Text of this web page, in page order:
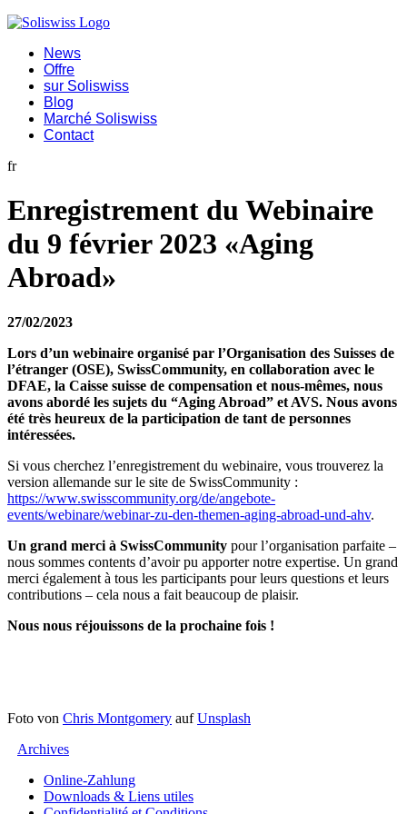
News
Offre
sur Soliswiss
Blog
Marché Soliswiss
Contact
fr
Enregistrement du Webinaire
du 9 février 2023 «Aging
Abroad»
27/02/2023
Lors d’un webinaire organisé par l’Organisation des Suisses de
l’étranger (OSE), SwissCommunity, en collaboration avec le
DFAE, la Caisse suisse de compensation et nous-mêmes, nous
avons abordé les sujets du “Aging Abroad” et AVS. Nous avons
été très heureux de la participation de tant de personnes
intéressées.
Si vous cherchez l’enregistrement du webinaire, vous trouverez la
version allemande sur le site de SwissCommunity :
https://www.swisscommunity.org/de/angebote-
events/webinare/webinar-zu-den-themen-aging-abroad-und-ahv.
Un grand merci à SwissCommunity pour l’organisation parfaite –
nous sommes contents d’avoir pu apporter notre expertise. Un grand
merci également à tous les participants pour leurs questions et leurs
contributions – cela nous a fait beaucoup de plaisir.
Nous nous réjouissons de la prochaine fois !
Foto von Chris Montgomery aufUnsplash
Archives
Online-Zahlung
Downloads & Liens utiles